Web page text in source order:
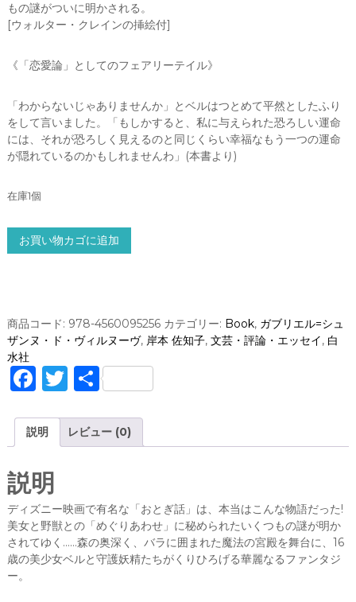
もの謎がついに明かされる。
[ウォルター・クレインの挿絵付]
《「恋愛論」としてのフェアリーテイル》
「わからないじゃありませんか」とベルはつとめて平然としたふり
をして言いました。「もしかすると、私に与えられた恐ろしい運命
には、それが恐ろしく見えるのと同じくらい幸福なもう一つの運命
が隠れているのかもしれませんわ」(本書より)
在庫1個
女
オ
リ
ジ
ナ
ル
ブ
リ
エ
ル
=
シ
ュ
ザ
お買い物カゴに追加
商品コード: 978-4560095256 カテゴリー: Book, ガブリエル=シュ
ザンヌ・ド・ヴィルヌーヴ, 岸本 佐知子, 文芸・評論・エッセイ, 白
水社
F
c
b
o
o
k
T
it
te
共
説明 レビュー (0)
説明
ディズニー映画で有名な「おとぎ話」は、本当はこんな物語だった!
美女と野獣との「めぐりあわせ」に秘められたいくつもの謎が明か
されてゆく……森の奥深く、バラに囲まれた魔法の宮殿を舞台に、16
歳の美少女ベルと守護妖精たちがくりひろげる華麗なるファンタジ
ー。